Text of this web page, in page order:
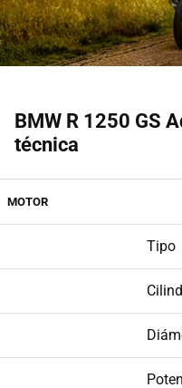
BMW R 1250 GS
técnica
MOTOR
Tipo